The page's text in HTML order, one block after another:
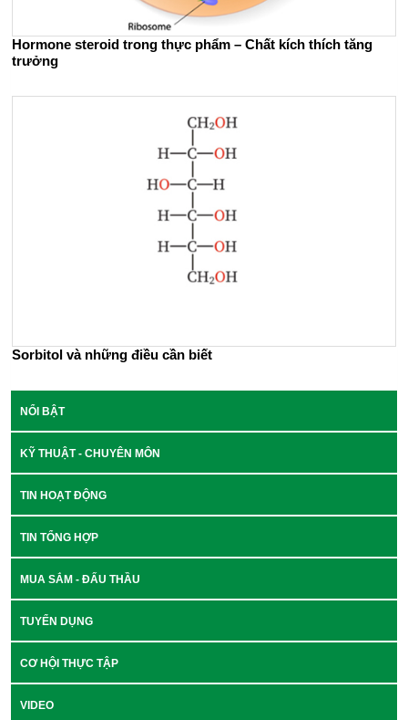
Hormone steroid trong thực phẩm – Chất kích thích tăng
trưởng
Sorbitol và những điều cần biết
NỔI BẬT
KỸ THUẬT - CHUYÊN MÔN
TIN HOẠT ĐỘNG
TIN TỔNG HỢP
MUA SẮM - ĐẤU THẦU
TUYỂN DỤNG
CƠ HỘI THỰC TẬP
VIDEO